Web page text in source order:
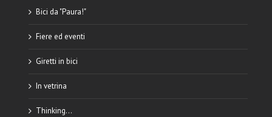
Bici da "Paura!"
Fiere ed eventi
Giretti in bici
In vetrina
Thinking…